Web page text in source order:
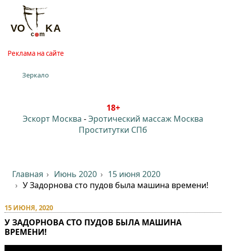
Реклама на сайте
Зеркало
18+
Эскорт Москва -Эротический массаж Москва
Проститутки СПб
Главная Июнь 2020
15 июня 2020
У Задорнова сто пудов была машина времени!
15 ИЮНЯ, 2020
У ЗАДОРНОВА СТО ПУДОВ БЫЛА МАШИНА
ВРЕМЕНИ!